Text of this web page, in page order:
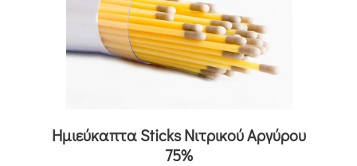
Ημιεύκαπτα Sticks Νιτρικού Αργύρου
75%